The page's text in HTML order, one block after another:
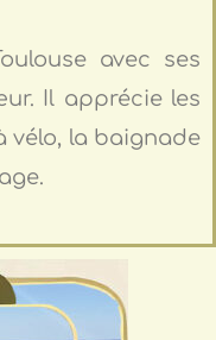
avec ses
Il apprécie les
vélo, la baignade